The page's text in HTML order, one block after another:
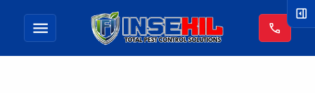
menu call
right_panel_open